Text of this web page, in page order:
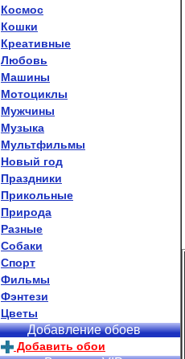
Космос
Кошки
Креативные
Любовь
Машины
Мотоциклы
Мужчины
Музыка
Мультфильмы
Новый год
Праздники
Прикольные
Природа
Разные
Собаки
Спорт
Фильмы
Фэнтези
Цветы
Добавление обоев
Добавить обои